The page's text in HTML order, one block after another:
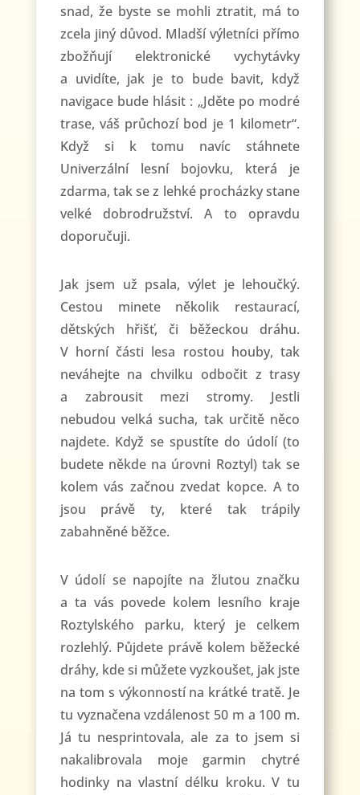
snad, že byste se mohli ztratit, má to
zcela jiný důvod. Mladší výletníci přímo
zbožňují elektronické vychytávky
a uvidíte, jak je to bude bavit, když
navigace bude hlásit : „Jděte po modré
trase, váš průchozí bod je 1 kilometr“.
Když si k tomu navíc stáhnete
Univerzální lesní bojovku, která je
zdarma, tak se z lehké procházky stane
velké dobrodružství. A to opravdu
doporučuji.
Jak jsem už psala, výlet je lehoučký.
Cestou minete několik restaurací,
dětských hřišť, či běžeckou dráhu.
V horní části lesa rostou houby, tak
neváhejte na chvilku odbočit z trasy
a zabrousit mezi stromy. Jestli
nebudou velká sucha, tak určitě něco
najdete. Když se spustíte do údolí (to
budete někde na úrovni Roztyl) tak se
kolem vás začnou zvedat kopce. A to
jsou právě ty, které tak trápily
zabahněné běžce.
V údolí se napojíte na žlutou značku
a ta vás povede kolem lesního kraje
Roztylského parku, který je celkem
rozlehlý. Půjdete právě kolem běžecké
dráhy, kde si můžete vyzkoušet, jak jste
na tom s výkonností na krátké tratě. Je
tu vyznačena vzdálenost 50 m a 100 m.
Já tu nesprintovala, ale za to jsem si
nakalibrovala moje garmin chytré
hodinky na vlastní délku kroku. V tu